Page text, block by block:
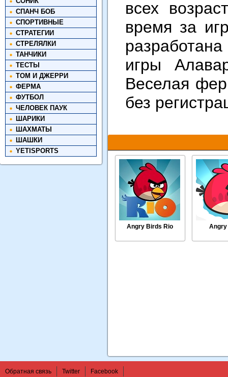
СПАНЧ БОБ
СПОРТИВНЫЕ
СТРАТЕГИИ
СТРЕЛЯЛКИ
ТАНЧИКИ
ТЕСТЫ
ТОМ И ДЖЕРРИ
ФЕРМА
ФУТБОЛ
ЧЕЛОВЕК ПАУК
ШАРИКИ
ШАХМАТЫ
ШАШКИ
YETISPORTS
всех
время за
игры
Веселая
без
Angry Birds Rio
Обратная связь Twitter Facebook